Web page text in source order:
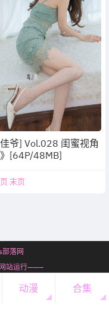
爷] Vol.028 闺蜜视角
》[64P/48MB]
末页
落网
站运行———
微信公众号
动漫 合集